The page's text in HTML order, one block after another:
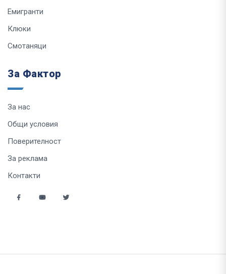
Емигранти
Клюки
Смотаняци
За Фактор
За нас
Общи условия
Поверителност
За реклама
Контакти